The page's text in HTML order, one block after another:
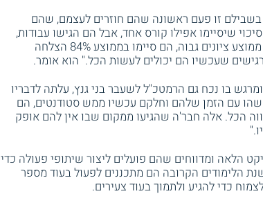
זו פעם ראשונה שהם חוזרים לעצמם, שהם
שיסיימו אפילו קורס אחד, אבל הם הגישו עבודות,
עברו מבחנים והיום הם סטודנטים מן המניין עם ממוצע ציונים גבוה, הם סיימו בממוצע 84% הצלחה
שעכשיו הם יכולים לעשות הכל." הוא אומר.
בו נכח גם הרמטכ"ל לשעבר בני גנץ, עלתה לדבריו
עם הזמן שלהם וחלקם עכשיו ממש סטודנטים, הם
הכל. אלה חבר'ה שהגיעו ממקום שבו אין להם אופק
הלאה ומדווחים שהם פועלים ליצור שיתופי פעולה כדי
הלימודים הקרובה הם מתכננים לפעול בעוד מספר
כדי להגיע ולתמוך בעוד צעירים.